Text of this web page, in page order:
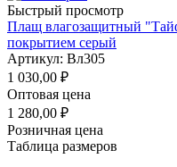
Быстрый просмотр
Плащ влагозащитный
покрытием серый
Артикул: Вл305
1 030,00 ₽
Оптовая цена
1 280,00 ₽
Розничная цена
Таблица размеров